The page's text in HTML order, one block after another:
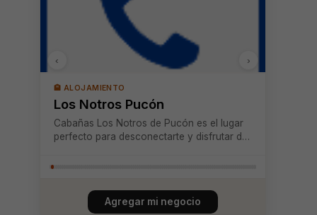
🏨 ALOJAMIENTO
Los Notros Pucón
Cabañas Los Notros de Pucón es el lugar
perfecto para desconectarte y disfrutar de
cabañas están completamente equipadas
para brindarte c...
‹ ›
Agregar mi negocio